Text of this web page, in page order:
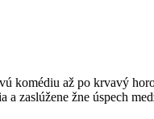
komédiu až po krvavý
a zaslúžene žne úspech